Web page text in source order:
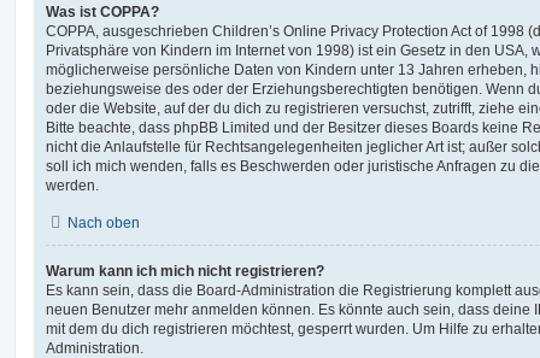
Was ist COPPA?
COPPA, ausgeschrieben Children’s Online Privacy Protection Act of 1998
Privatsphäre von Kindern im Internet von 1998) ist ein Gesetz in den USA,
möglicherweise persönliche Daten von Kindern unter 13 Jahren erheben,
beziehungsweise des oder der Erziehungsberechtigten benötigen. Wenn
oder die Website, auf der du dich zu registrieren versuchst, zutrifft, ziehe
Bitte beachte, dass phpBB Limited und der Besitzer dieses Boards keine
nicht die Anlaufstelle für Rechtsangelegenheiten jeglicher Art ist; außer
soll ich mich wenden, falls es Beschwerden oder juristische Anfragen zu
werden.
Nach oben
Warum kann ich mich nicht registrieren?
Es kann sein, dass die Board-Administration die Registrierung komplett
neuen Benutzer mehr anmelden können. Es könnte auch sein, dass deine
mit dem du dich registrieren möchtest, gesperrt wurden. Um Hilfe zu
Administration.